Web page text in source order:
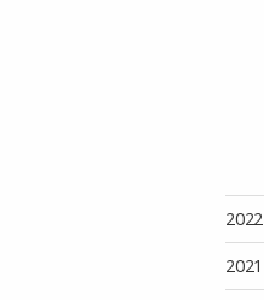
2022
2021